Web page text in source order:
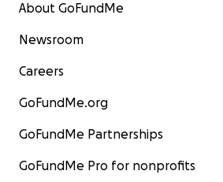
About GoFundMe
Newsroom
Careers
GoFundMe.org
GoFundMe Partnerships
GoFundMe Pro for nonprofits